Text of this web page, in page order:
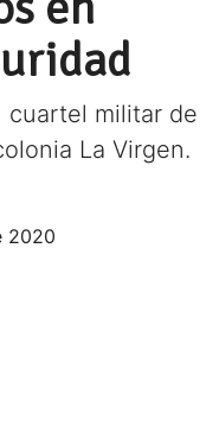
cuartel militar de
La Virgen.
2020